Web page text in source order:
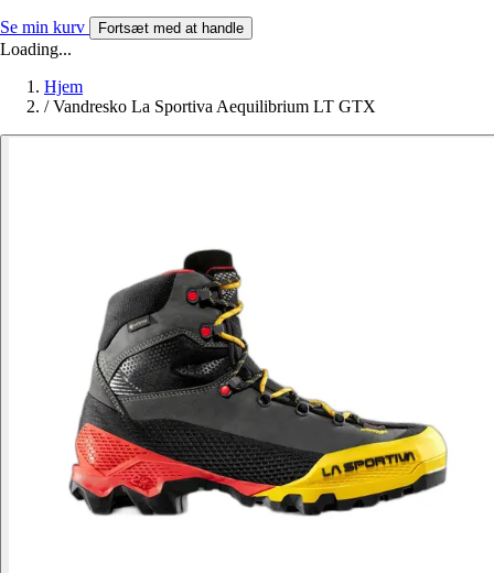
Se min kurv Fortsæt med at handle
Loading...
Hjem
/ Vandresko La Sportiva Aequilibrium LT GTX